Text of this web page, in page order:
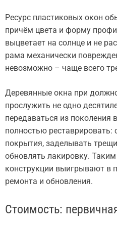
Ресурс пластиковых окон
причём цвета и форму
выцветает на солнце и не
рама механически
невозможно – чаще всего
Деревянные окна при
прослужить не одно
передаваться из поколения
полностью реставрировать:
покрытия, заделывать
обновлять лакировку.
конструкции выигрывают в
ремонта и обновления.
Стоимость: